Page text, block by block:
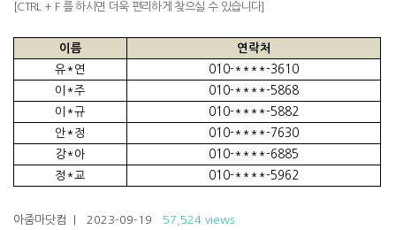
[CTRL + F 를 하시면 더욱 편리하게 찾으실 수 있습니다]
이름
연락처
유*연
010-****-3610
이*주
010-****-5868
이*규
010-****-5882
안*정
010-****-7630
강*아
010-****-6885
정*교
010-****-5962
아줌마닷컴 | 2023-09-19 57,524 views